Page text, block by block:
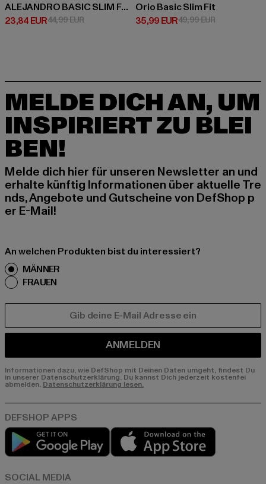
ALEJANDRO BASIC SLIM FIT JEANS
23,84 EUR
Derzeitiger Preis: 23,84 EUR
44,99 EURAktionspreis: 44,99 EUR
Orio Basic Slim Fit
35,99 EUR
Derzeitiger Preis: 35,99 EUR
49,99 EURAktionspreis:
MELDE DICH AN, UM
INSPIRIERT ZU BLEI
BEN!
Melde dich hier für unseren Newsletter an und
erhalte künftig Informationen über aktuelle Tre
nds, Angebote und Gutscheine von DefShop p
er E-Mail!
An welchen Produkten bist du interessiert?
MÄNNER
FRAUEN
ANMELDEN
Informationen dazu, wie DefShop mit Deinen Daten umgeht, findest Du
in unserer Datenschutzerklärung. Du kannst Dich jederzeit kostenfei
abmelden. Datenschutzerklärung lesen.
Play market